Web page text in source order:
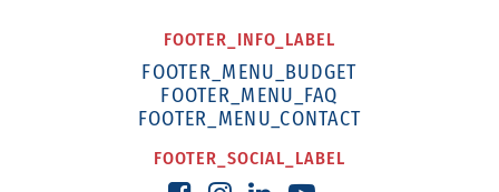
FOOTER_INFO_LABEL
FOOTER_MENU_BUDGET
FOOTER_MENU_FAQ
FOOTER_MENU_CONTACT
FOOTER_SOCIAL_LABEL